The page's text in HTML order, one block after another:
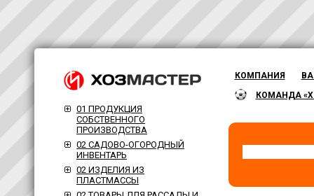
01 ПРОДУКЦИЯ
СОБСТВЕННОГО
ПРОИЗВОДСТВА
02 САДОВО-ОГОРОДНЫЙ
ИНВЕНТАРЬ
02 ИЗДЕЛИЯ ИЗ
ПЛАСТМАССЫ
КОМПАНИЯ
КОМАНДА